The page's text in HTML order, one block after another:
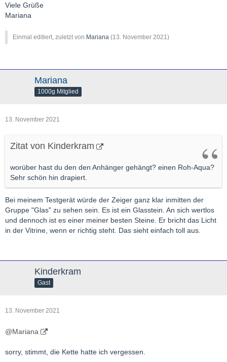
Viele Grüße
Mariana
Einmal editiert, zuletzt von Mariana (13. November 2021 )
Mariana
1000g Mitglied
13. November 2021
Zitat von Kinderkram
worüber hast du den den Anhänger gehängt? einen Roh-Aqua?
Sehr schön hin drapiert.
Bei meinem Testgerät würde der Zeiger ganz klar inmitten der
Gruppe "Glas" zu sehen sein. Es ist ein Glasstein. An sich wertlos
und dennoch ist es einer meiner besten Steine. Er bricht das Licht
in der Vitrine, wenn er richtig steht. Das sieht einfach toll aus.
Kinderkram
Gast
13. November 2021
@Mariana
sorry, stimmt, die Kette hatte ich vergessen.